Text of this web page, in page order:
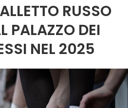
RUSSO
PALAZZO DEI
NEL 2025